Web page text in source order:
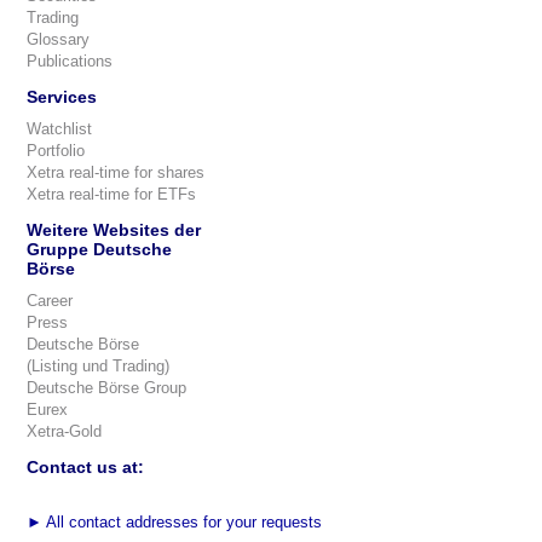
Trading
Glossary
Publications
Services
Watchlist
Portfolio
Xetra real-time for shares
Xetra real-time for ETFs
Weitere Websites der
Gruppe Deutsche
Börse
Career
Press
Deutsche Börse
(Listing und Trading)
Deutsche Börse Group
Eurex
Xetra-Gold
Contact us at:
► All contact addresses for your requests